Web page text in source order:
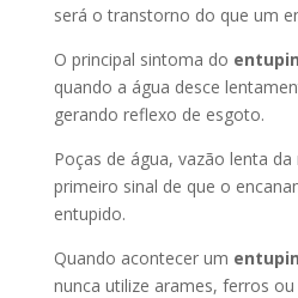
será o transtorno do que um
O principal sintoma do
quando a água desce
gerando reflexo de esgoto.
Poças de água, vazão lenta
primeiro sinal de que o
entupido.
Quando acontecer um
nunca utilize arames, ferros